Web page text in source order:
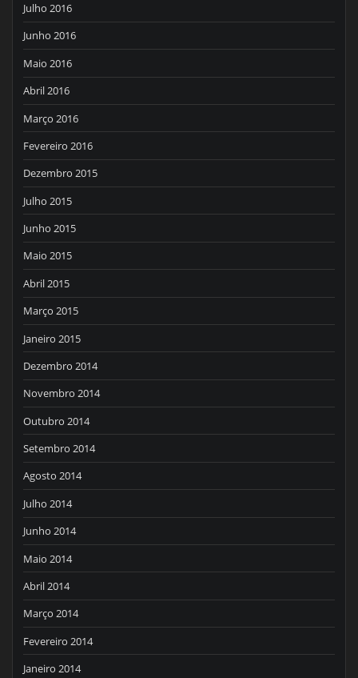
Julho 2016
Junho 2016
Maio 2016
Abril 2016
Março 2016
Fevereiro 2016
Dezembro 2015
Julho 2015
Junho 2015
Maio 2015
Abril 2015
Março 2015
Janeiro 2015
Dezembro 2014
Novembro 2014
Outubro 2014
Setembro 2014
Agosto 2014
Julho 2014
Junho 2014
Maio 2014
Abril 2014
Março 2014
Fevereiro 2014
Janeiro 2014